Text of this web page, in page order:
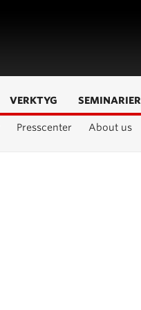
Presscenter About us
VERKTYG SEMINARIER